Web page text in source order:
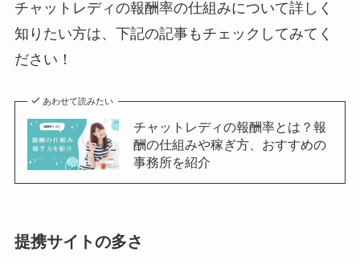
チャットレディの報酬率の仕組みについて詳しく
知りたい方は、下記の記事もチェックしてみてく
ださい！
あわせて読みたい
チャットレディの報酬率とは？報
酬の仕組みや稼ぎ方、おすすめの
事務所を紹介
提携サイトの多さ